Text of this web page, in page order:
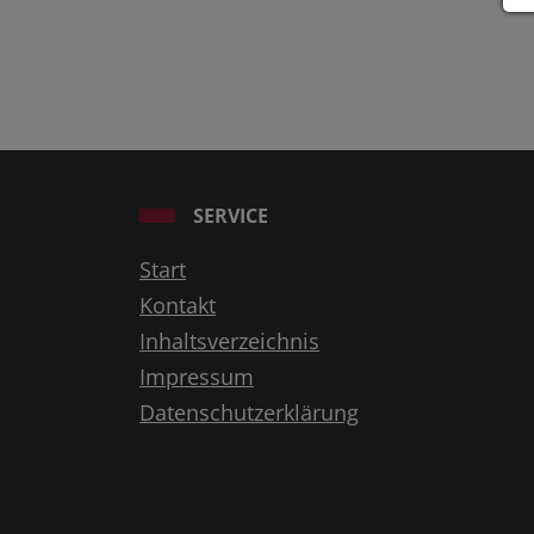
SERVICE
Start
Kontakt
Inhaltsverzeichnis
Impressum
Datenschutzerklärung